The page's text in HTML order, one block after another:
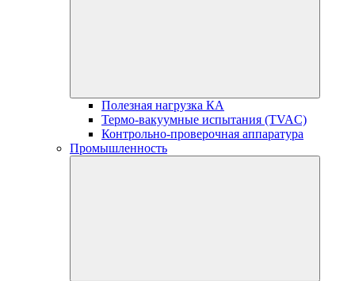
Полезная нагрузка КА
Термо-вакуумные испытания (TVAC)
Контрольно-проверочная аппаратура
Промышленность